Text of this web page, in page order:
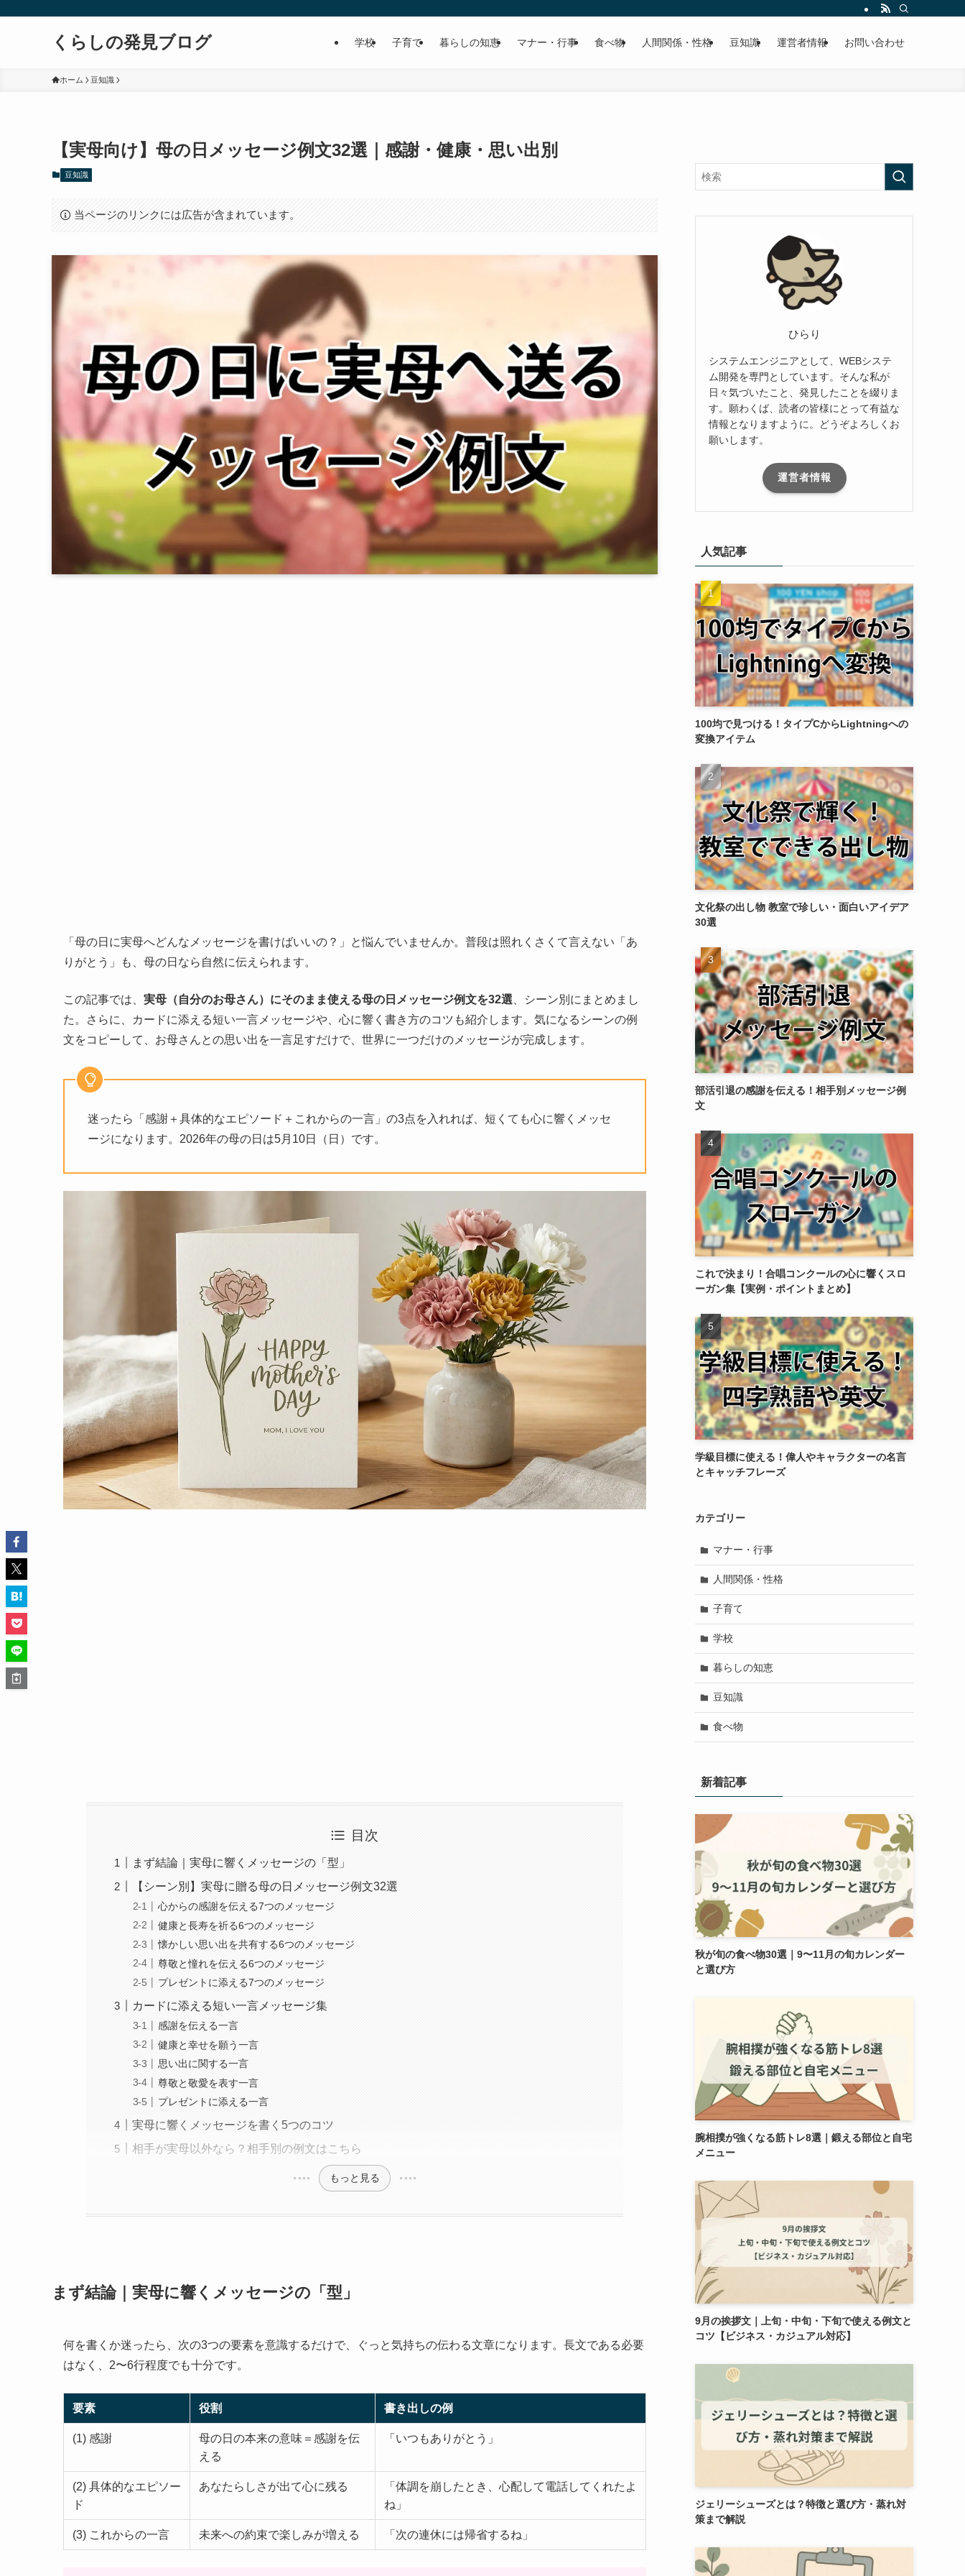
くらしの発見ブログ 学校 子育て 暮らしの知恵 マナー・行事 食べ物 人間関係・性格 豆知識 運営者情報 お問い合わせ
ホーム 豆知識
【実母向け】母の日メッセージ例文32選｜感謝・健康・思い出別
豆知識
当ページのリンクには広告が含まれています。
「母の日に実母へどんなメッセージを書けばいいの？」と悩んでいませんか。普段は照れくさくて言えない「あ
りがとう」も、母の日なら自然に伝えられます。
この記事では、 実母（自分のお母さん）にそのまま使える母の日メッセージ例文を32選 、シーン別にまとめまし
た。さらに、カードに添える短い一言メッセージや、心に響く書き方のコツも紹介します。気になるシーンの例
文をコピーして、お母さんとの思い出を一言足すだけで、世界に一つだけのメッセージが完成します。
迷ったら「感謝＋具体的なエピソード＋これからの一言」の3点を入れれば、短くても心に響くメッセ
ージになります。2026年の母の日は5月10日（日）です。
目次
まず結論｜実母に響くメッセージの「型」
【シーン別】実母に贈る母の日メッセージ例文32選
心からの感謝を伝える7つのメッセージ
健康と長寿を祈る6つのメッセージ
懐かしい思い出を共有する6つのメッセージ
尊敬と憧れを伝える6つのメッセージ
プレゼントに添える7つのメッセージ
カードに添える短い一言メッセージ集
感謝を伝える一言
健康と幸せを願う一言
思い出に関する一言
尊敬と敬愛を表す一言
プレゼントに添える一言
実母に響くメッセージを書く5つのコツ
相手が実母以外なら？相手別の例文はこちら
もっと見る
まず結論｜実母に響くメッセージの「型」
何を書くか迷ったら、次の3つの要素を意識するだけで、ぐっと気持ちの伝わる文章になります。長文である必要
はなく、2〜6行程度でも十分です。
要素 役割 書き出しの例
(1) 感謝
母の日の本来の意味＝感謝を伝
える
「いつもありがとう」
(2) 具体的なエピソー
ド
あなたらしさが出て心に残る
「体調を崩したとき、心配して電話してくれたよ
ね」
(3) これからの一言 未来への約束で楽しみが増える 「次の連休には帰省するね」
ひらり
システムエンジニアとして、WEBシステ
ム開発を専門としています。そんな私が
日々気づいたこと、発見したことを綴りま
す。願わくば、読者の皆様にとって有益な
情報となりますように。どうぞよろしくお
願いします。
運営者情報
人気記事
100均で見つける！タイプCからLightningへの
変換アイテム
文化祭の出し物 教室で珍しい・面白いアイデア
30選
部活引退の感謝を伝える！相手別メッセージ例
文
これで決まり！合唱コンクールの心に響くスロ
ーガン集【実例・ポイントまとめ】
学級目標に使える！偉人やキャラクターの名言
とキャッチフレーズ
カテゴリー
マナー・行事
人間関係・性格
子育て
学校
暮らしの知恵
豆知識
食べ物
新着記事
秋が旬の食べ物30選｜9〜11月の旬カレンダー
と選び方
腕相撲が強くなる筋トレ8選｜鍛える部位と自宅
メニュー
9月の挨拶文｜上旬・中旬・下旬で使える例文と
コツ【ビジネス・カジュアル対応】
ジェリーシューズとは？特徴と選び方・蒸れ対
策まで解説